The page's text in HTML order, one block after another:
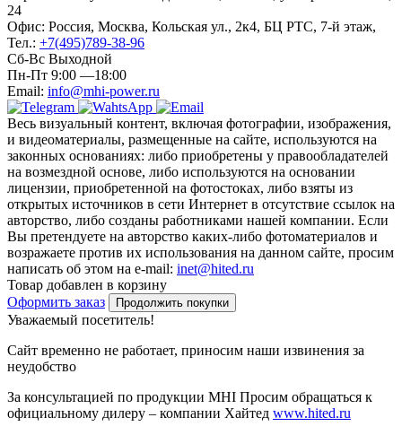
24
Офис: Россия, Москва, Кольская ул., 2к4, БЦ РТС, 7-й этаж,
Тел.: +7(495)789-38-96
Сб-Вс Выходной
Пн-Пт 9:00 —18:00
Email: info@mhi-power.ru
Весь визуальный контент, включая фотографии, изображения,
и видеоматериалы, размещенные на сайте, используются на
законных основаниях: либо приобретены у правообладателей
на возмездной основе, либо используются на основании
лицензии, приобретенной на фотостоках, либо взяты из
открытых источников в сети Интернет в отсутствие ссылок на
авторство, либо созданы работниками нашей компании. Если
Вы претендуете на авторство каких-либо фотоматериалов и
возражаете против их использования на данном сайте, просим
написать об этом на e-mail: inet@hited.ru
Товар добавлен в корзину
Оформить заказ
Продолжить покупки
Уважаемый посетитель!
Сайт временно не работает, приносим наши извинения за
неудобство
За консультацией по продукции MHI Просим обращаться к
официальному дилеру – компании Хайтед www.hited.ru